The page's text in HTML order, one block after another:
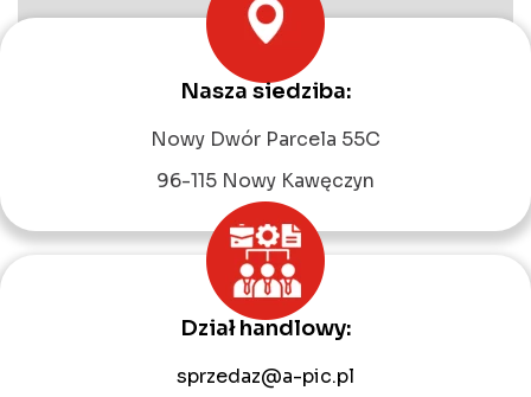
Nasza siedziba:
Nowy Dwór Parcela 55C
96-115 Nowy Kawęczyn
Dział handlowy:
sprzedaz@a-pic.pl